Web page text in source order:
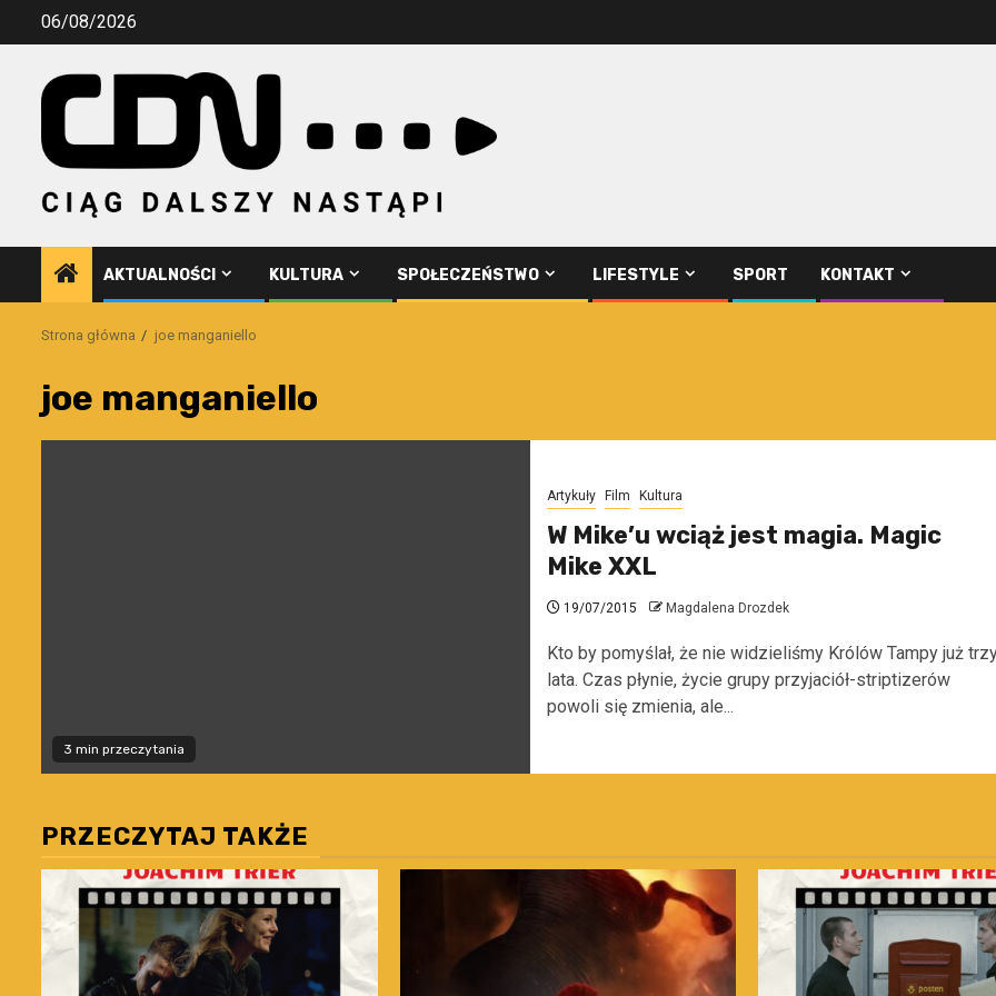
Przejdź06/08/2026
AKTUALNOŚCI KULTURA SPOŁECZEŃSTWO LIFESTYLE SPORT KONTAKT
Strona główna joe manganiello
joe manganiello
3 min przeczytania
Artykuły Film Kultura
W Mike’u wciąż jest magia. Magic
Mike XXL
19/07/2015 Magdalena Drozdek
Kto by pomyślał, że nie widzieliśmy Królów Tampy już
lata. Czas płynie, życie grupy przyjaciół-striptizerów
powoli się zmienia, ale...
PRZECZYTAJ TAKŻE